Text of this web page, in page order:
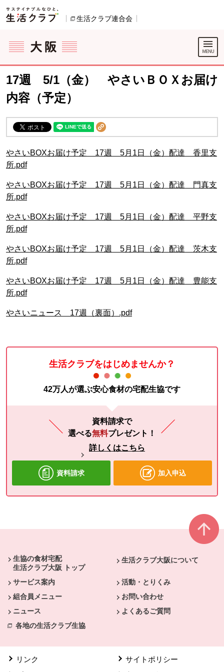
ページの先頭です。
生活クラブ連合会
ここからサイト内共通メニューです。
サイト内共通メニューをスキップする
サイト内共通メニューここまで。
17週 5/1（金） やさいＢＯＸお届け
内容（予定）
やさいBOXお届け予定 17週 5月1日（金）配達 香里支
所.pdf
やさいBOXお届け予定 17週 5月1日（金）配達 門真支
所.pdf
やさいBOXお届け予定 17週 5月1日（金）配達 平野支
所.pdf
やさいBOXお届け予定 17週 5月1日（金）配達 茨木支
所.pdf
やさいBOXお届け予定 17週 5月1日（金）配達 豊能支
所.pdf
やさいニュース 17週（裏面）.pdf
生活クラブをはじめませんか？
42万人が選ぶ安心食材の宅配生協です
資料請求で
選べる無料プレゼント！
詳しくはこちら
資料請求 加入申込
生協の食材宅配
生活クラブ大阪 トップ
生活クラブ大阪について
サービス案内
活動・とりくみ
組合員メニュー
お問い合わせ
ニュース
よくあるご質問
各地の生活クラブ生協
リンク
サイトポリシー